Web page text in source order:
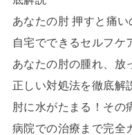
あなたの肘 押すと痛
自宅でできるセルフケ
あなたの肘の腫れ、放
正しい対処法を徹底解
肘に水がたまる！その
病院での治療まで完全